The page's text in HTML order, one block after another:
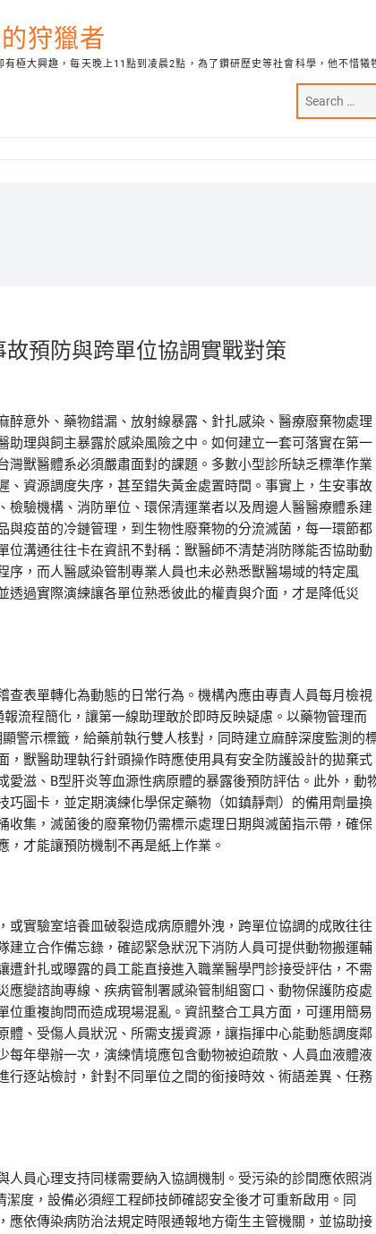
狩獵者
極大興趣，每天晚上11點到凌晨2點，為了鑽研歷史等社會科學，他不惜犧
預防與跨單位協調實戰對策
意外、藥物錯漏、放射線暴露、針扎感染、醫療廢棄物處理
理與飼主暴露於感染風險之中。如何建立一套可落實在第一
獸醫體系必須嚴肅面對的課題。多數小型診所缺乏標準作業
資源調度失序，甚至錯失黃金處置時間。事實上，生安事故
驗機構、消防單位、環保清運業者以及周邊人醫醫療體系建
疫苗的冷鏈管理，到生物性廢棄物的分流滅菌，每一環節都
溝通往往卡在資訊不對稱：獸醫師不清楚消防隊能否協助動
，而人醫感染管制專業人員也未必熟悉獸醫場域的特定風
過實際演練讓各單位熟悉彼此的權責與介面，才是降低災
表單轉化為動態的日常行為。機構內應由專責人員每月檢視
流程簡化，讓第一線助理敢於即時反映疑慮。以藥物管理而
警示標籤，給藥前執行雙人核對，同時建立麻醉深度監測的
獸醫助理執行針頭操作時應使用具有安全防護設計的拋棄式
滋、B型肝炎等血源性病原體的暴露後預防評估。此外，動
圖卡，並定期演練化學保定藥物（如鎮靜劑）的備用劑量換
集，滅菌後的廢棄物仍需標示處理日期與滅菌指示帶，確保
才能讓預防機制不再是紙上作業。
實驗室培養皿破裂造成病原體外洩，跨單位協調的成敗往往
立合作備忘錄，確認緊急狀況下消防人員可提供動物搬運輔
針扎或曝露的員工能直接進入職業醫學門診接受評估，不需
變諮詢專線、疾病管制署感染管制組窗口、動物保護防疫處
重複詢問而造成現場混亂。資訊整合工具方面，可運用簡易
、受傷人員狀況、所需支援資源，讓指揮中心能動態調度鄰
年舉辦一次，演練情境應包含動物被迫疏散、人員血液體液
逐站檢討，針對不同單位之間的銜接時效、術語差異、任務
員心理支持同樣需要納入協調機制。受污染的診間應依照消
度，設備必須經工程師技師確認安全後才可重新啟用。同
依傳染病防治法規定時限通報地方衛生主管機關，並協助接